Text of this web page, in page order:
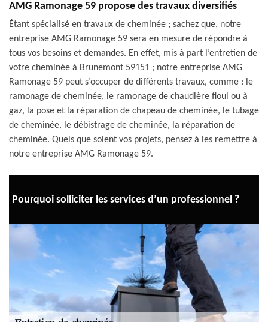
AMG Ramonage 59 propose des travaux diversifiés
Étant spécialisé en travaux de cheminée ; sachez que, notre
entreprise AMG Ramonage 59 sera en mesure de répondre à
tous vos besoins et demandes. En effet, mis à part l’entretien de
votre cheminée à Brunemont 59151 ; notre entreprise AMG
Ramonage 59 peut s’occuper de différents travaux, comme : le
ramonage de cheminée, le ramonage de chaudière fioul ou à
gaz, la pose et la réparation de chapeau de cheminée, le tubage
de cheminée, le débistrage de cheminée, la réparation de
cheminée. Quels que soient vos projets, pensez à les remettre à
notre entreprise AMG Ramonage 59.
Pourquoi solliciter les services d’un professionnel ?